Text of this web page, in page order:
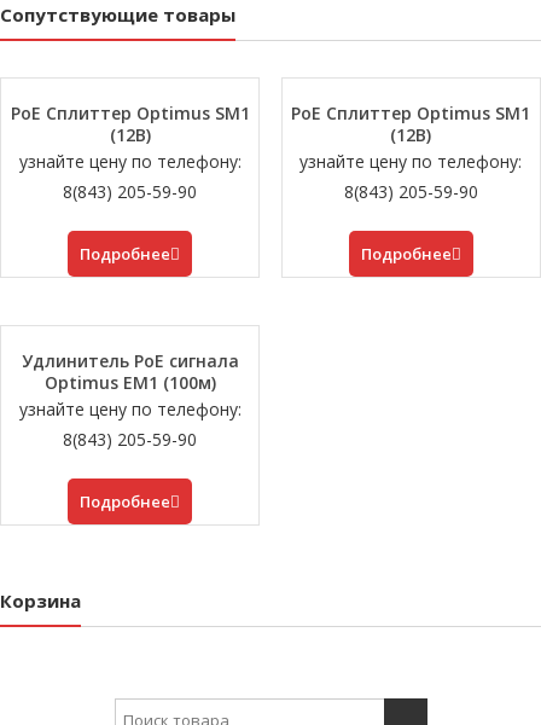
Сопутствующие товары
PoE Сплиттер Optimus SM1
(12B)
узнайте цену по телефону:
8(843) 205-59-90
Подробнее
PoE Сплиттер Optimus SM1
(12B)
узнайте цену по телефону:
8(843) 205-59-90
Подробнее
Удлинитель PoE сигнала
Optimus EM1 (100м)
узнайте цену по телефону:
8(843) 205-59-90
Подробнее
Корзина
Search for: